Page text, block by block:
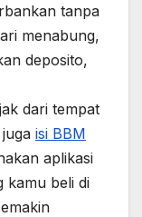
tanpa
menabung,
deposito,
dari tempat
isi BBM
aplikasi
kamu beli di